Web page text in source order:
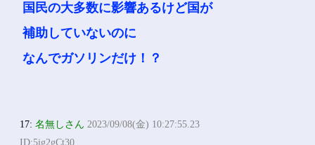
国民の大多数に影響あるけど国が
補助していないのに
なんでガソリンだけ！？
17:名無しさん 2023/09/08(金) 10:27:55.23
ID:5ig2gCt30